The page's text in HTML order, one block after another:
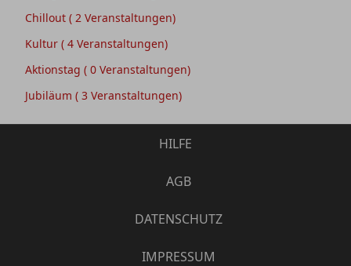
Chillout ( 2 Veranstaltungen)
Kultur ( 4 Veranstaltungen)
Aktionstag ( 0 Veranstaltungen)
Jubiläum ( 3 Veranstaltungen)
HILFE
AGB
DATENSCHUTZ
IMPRESSUM